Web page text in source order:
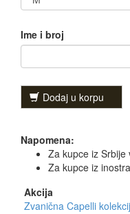
Ime i broj
Dodaj u korpu
Napomena:
Za kupce iz Srbije
Za kupce iz
Akcija
Zvanična Capelli